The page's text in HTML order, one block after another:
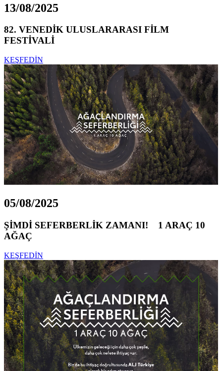
13/08/2025
82. VENEDİK ULUSLARARASI FİLM
FESTİVALİ
KEŞFEDİN
05/08/2025
ŞİMDİ SEFERBERLİK ZAMANI! 1 ARAÇ 10
AĞAÇ
KEŞFEDİN